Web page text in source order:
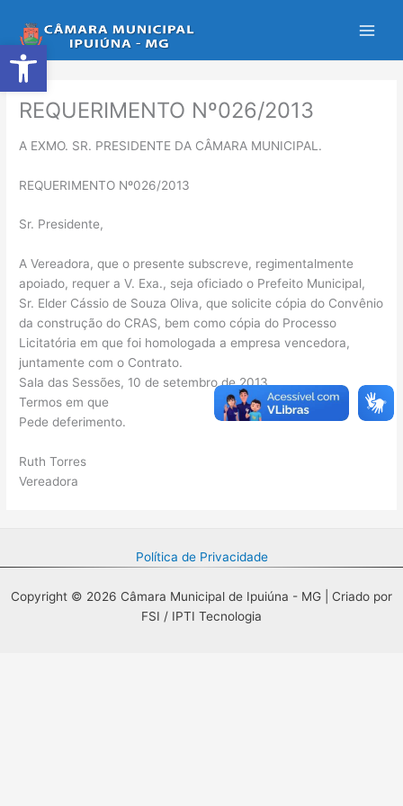
Abrir a barra de ferramentas
para
o
conteúdo
REQUERIMENTO Nº026/2013
A EXMO. SR. PRESIDENTE DA CÂMARA MUNICIPAL.
REQUERIMENTO Nº026/2013
Sr. Presidente,
A Vereadora, que o presente subscreve, regimentalmente
apoiado, requer a V. Exa., seja oficiado o Prefeito Municipal,
Sr. Elder Cássio de Souza Oliva, que solicite cópia do Convênio
da construção do CRAS, bem como cópia do Processo
Licitatória em que foi homologada a empresa vencedora,
juntamente com o Contrato.
Sala das Sessões, 10 de setembro de 2013.
Termos em que
Pede deferimento.
Ruth Torres
Vereadora
Política de Privacidade
Copyright © 2026 Câmara Municipal de Ipuiúna - MG | Criado por
FSI / IPTI Tecnologia